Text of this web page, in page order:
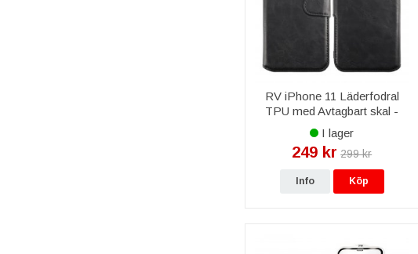
RV iPhone 11 Läderfodral
TPU med Avtagbart skal -
Svart
I lager
249 kr 299 kr
Info Köp